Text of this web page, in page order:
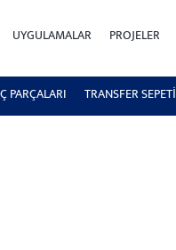
UYGULAMALAR PROJELER
PARÇALARI TRANSFER SEPETI